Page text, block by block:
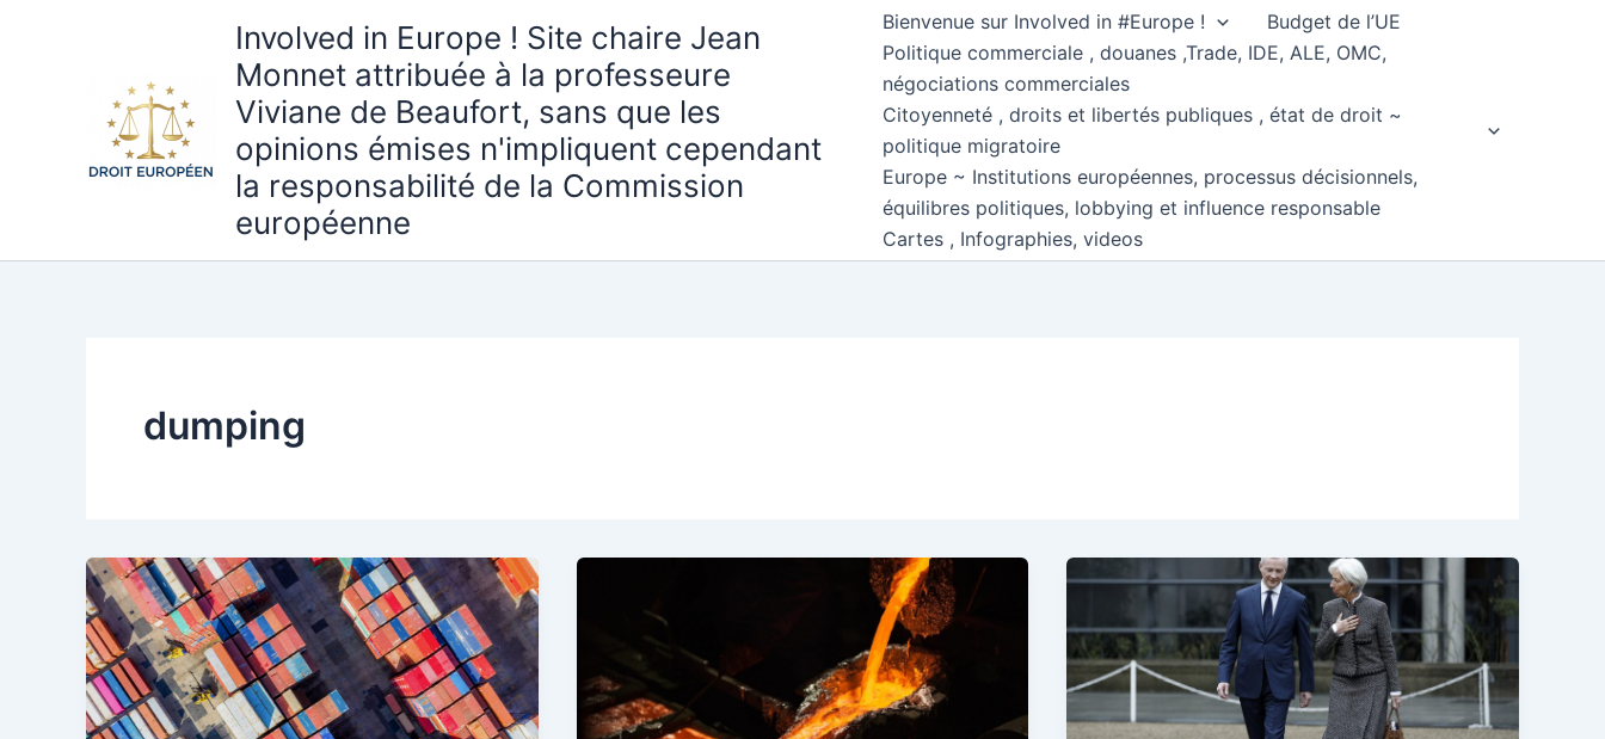
Involved in Europe ! Site chaire Jean
Monnet attribuée à la professeure
Viviane de Beaufort, sans que les
opinions émises n'impliquent cependant
la responsabilité de la Commission
européenne
Bienvenue sur Involved in #Europe !
Budget de l’UE
Politique commerciale , douanes ,Trade, IDE, ALE, OMC,
négociations commerciales
Citoyenneté , droits et libertés publiques , état de droit ~
politique migratoire
Europe ~ Institutions européennes, processus décisionnels,
équilibres politiques, lobbying et influence responsable
Cartes , Infographies, videos
dumping